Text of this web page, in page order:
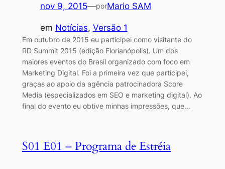
nov 9, 2015—porMario SAM
em Notícias, Versão 1
Em outubro de 2015 eu participei como visitante do
RD Summit 2015 (edição Florianópolis). Um dos
maiores eventos do Brasil organizado com foco em
Marketing Digital. Foi a primeira vez que participei,
graças ao apoio da agência patrocinadora Score
Media (especializados em SEO e marketing digital). Ao
final do evento eu obtive minhas impressões, que…
S01 E01 – Programa de Estréia